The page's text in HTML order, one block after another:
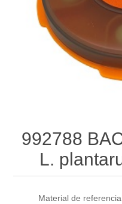
992788
L.
Material de